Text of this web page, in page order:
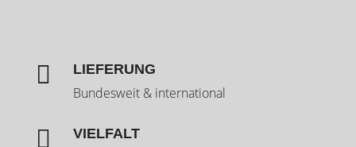
 LIEFERUNG
Bundesweit & international
 VIELFALT